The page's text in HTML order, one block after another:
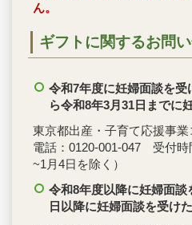
ん。
ギフトに関するお問
令和7年度に妊婦面談を
ら令和8年3月31日までに
東京都出産・子育て応援事
電話：0120-001-047 受付時
~1月4日を除く）
令和8年度以降に妊婦面
日以降に妊婦面談を受けた